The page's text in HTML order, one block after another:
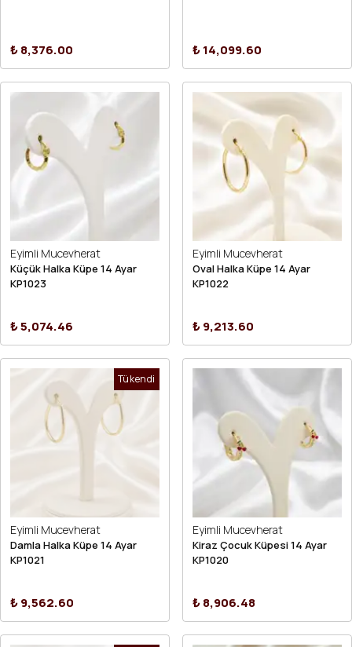
₺ 8,376.00 ₺ 14,099.60
Eyimli Mucevherat
Küçük Halka Küpe 14 Ayar
KP1023
₺ 5,074.46
Eyimli Mucevherat
Oval Halka Küpe 14 Ayar
KP1022
₺ 9,213.60
Tükendi
Eyimli Mucevherat
Damla Halka Küpe 14 Ayar
KP1021
₺ 9,562.60
Eyimli Mucevherat
Kiraz Çocuk Küpesi 14 Ayar
KP1020
₺ 8,906.48